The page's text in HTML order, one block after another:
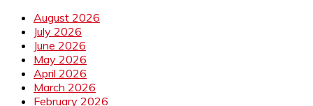
August 2026
July 2026
June 2026
May 2026
April 2026
March 2026
February 2026